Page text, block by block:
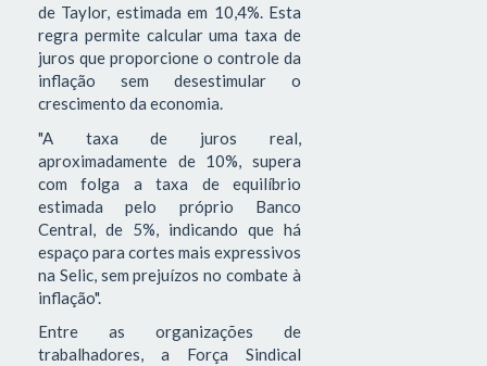
de Taylor, estimada em 10,4%. Esta
regra permite calcular uma taxa de
juros que proporcione o controle da
inflação sem desestimular o
crescimento da economia.
"A taxa de juros real,
aproximadamente de 10%, supera
com folga a taxa de equilíbrio
estimada pelo próprio Banco
Central, de 5%, indicando que há
espaço para cortes mais expressivos
na Selic, sem prejuízos no combate à
inflação".
Entre as organizações de
trabalhadores, a Força Sindical